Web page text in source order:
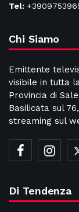
Tel:
Chi Siamo
Emittente
visibile in tutta
Provincia di
Basilicata sul
streaming sul
Di Tendenza